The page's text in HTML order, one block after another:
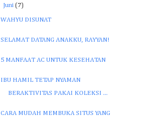
Juni (7)
WAHYU DISUNAT
SELAMAT DATANG ANAKKU, RAYYAN!
5 MANFAAT AC UNTUK KESEHATAN
IBU HAMIL TETAP NYAMAN
BERAKTIVITAS PAKAI KOLEKSI ...
CARA MUDAH MEMBUKA SITUS YANG